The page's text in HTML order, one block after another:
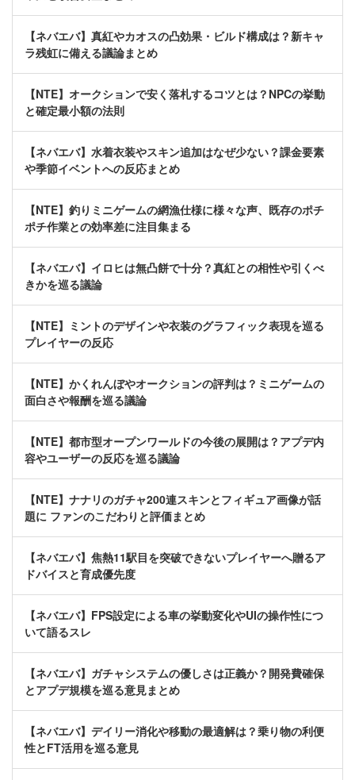
【ネバエバ】真紅やカオスの凸効果・ビルド構成は？新キャ
ラ残虹に備える議論まとめ
【NTE】オークションで安く落札するコツとは？NPCの挙動
と確定最小額の法則
【ネバエバ】水着衣装やスキン追加はなぜ少ない？課金要素
や季節イベントへの反応まとめ
【NTE】釣りミニゲームの網漁仕様に様々な声、既存のポチ
ポチ作業との効率差に注目集まる
【ネバエバ】イロヒは無凸餅で十分？真紅との相性や引くべ
きかを巡る議論
【NTE】ミントのデザインや衣装のグラフィック表現を巡る
プレイヤーの反応
【NTE】かくれんぼやオークションの評判は？ミニゲームの
面白さや報酬を巡る議論
【NTE】都市型オープンワールドの今後の展開は？アプデ内
容やユーザーの反応を巡る議論
【NTE】ナナリのガチャ200連スキンとフィギュア画像が話
題に ファンのこだわりと評価まとめ
【ネバエバ】焦熱11駅目を突破できないプレイヤーへ贈るア
ドバイスと育成優先度
【ネバエバ】FPS設定による車の挙動変化やUIの操作性につ
いて語るスレ
【ネバエバ】ガチャシステムの優しさは正義か？開発費確保
とアプデ規模を巡る意見まとめ
【ネバエバ】デイリー消化や移動の最適解は？乗り物の利便
性とFT活用を巡る意見